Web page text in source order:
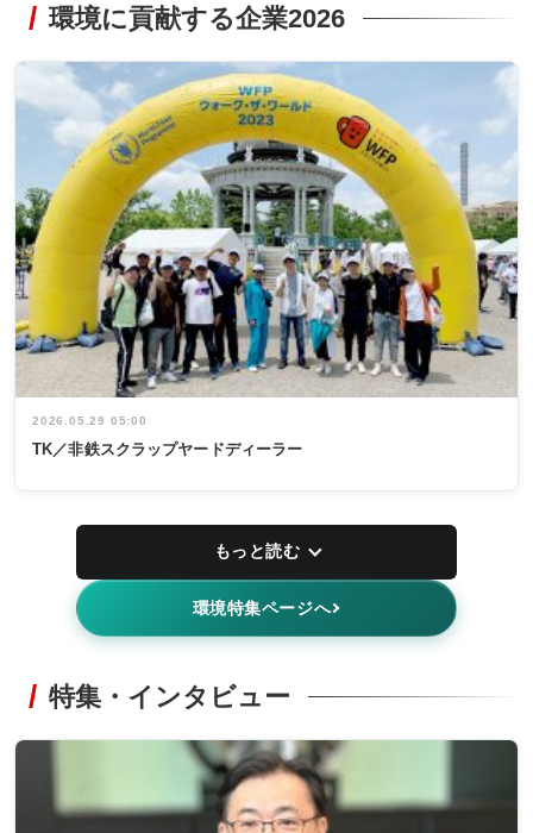
環境に貢献する企業2026
2026.05.29 05:00
TK／非鉄スクラップヤードディーラー
もっと読む
環境特集ページへ
特集・インタビュー